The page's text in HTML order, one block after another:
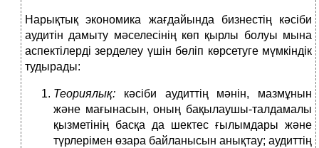
Нарықтық экономика жағдайында бизнестің кәсіби
аудитін дамыту мәселесінің көп қырлы болуы мына
аспектілерді зерделеу үшін бөліп көрсетуге мүмкіндік
тудырады:
Теориялық: кәсіби аудиттің мәнін, мазмұнын
және мағынасын, оның бақылаушы-талдамалы
қызметінің басқа да шектес ғылымдары және
түрлерімен өзара байланысын анықтау; аудиттің